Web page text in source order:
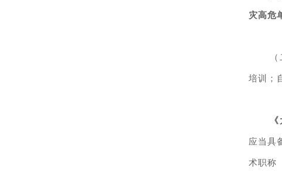
灾高危
培训；
应当具
术职称